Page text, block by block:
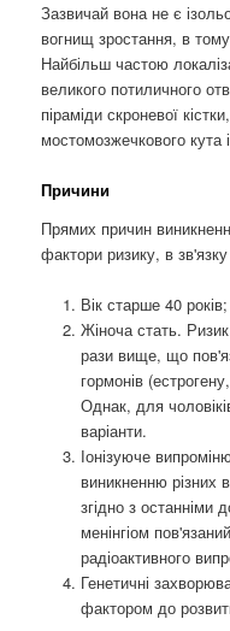
Зазвичай вона не є
вогнищ зростання, в
Найбільш частою
великого потиличного
піраміди скроневої
мостомозжечкового кута
Причини
Прямих причин
фактори ризику, в
Вік старше 40 років;
Жіноча стать.
рази вище, що
гормонів
Однак, для
варіанти.
Іонізуюче
виникненню різних
згідно з останніми
менінгіом
радіоактивного
Генетичні
фактором до